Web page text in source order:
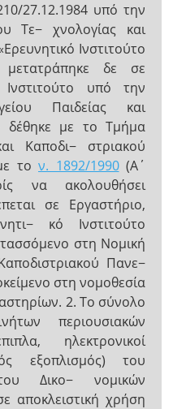
27.12.1984 υπό την
Τε− χνολογίας και
Ινστιτούτο
μετατράπηκε δε σε
Ινστιτούτο υπό την
Παιδείας και
δέθηκε με το Τμήμα
Καποδι− στριακού
το ν. 1892/1990(Α΄
να ακολουθήσει
σε Εργαστήριο,
κό Ινστιτούτο
στη Νομική
Πανε−
στη νομοθεσία
2. Το σύνολο
περιουσιακών
ηλεκτρονικοί
εξοπλισμός) του
Δικο− νομικών
αποκλειστική χρήση